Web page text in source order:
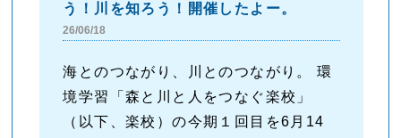
う！川を知ろう！開催したよー。
26/06/18
海とのつながり、川とのつながり。 環
境学習「森と川と人をつなぐ楽校」
（以下、楽校）の今期１回目を6月14